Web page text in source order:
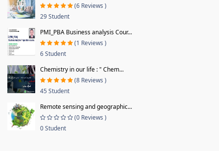
(6 Reviews )
29 Student
PMI_PBA Business analysis Cour...
(1 Reviews )
6 Student
Chemistry in our life : " Chem...
(8 Reviews )
45 Student
Remote sensing and geographic...
(0 Reviews )
0 Student